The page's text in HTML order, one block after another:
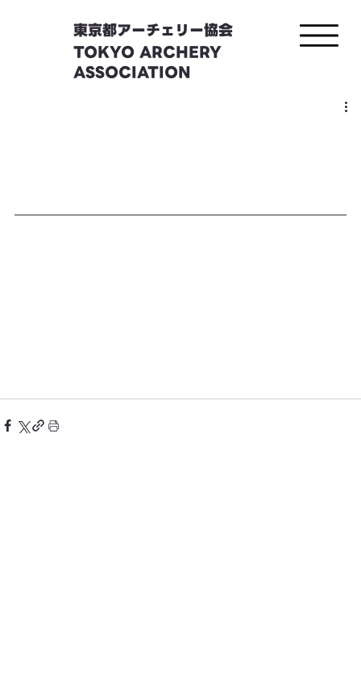
東京都アーチェリー協会
TOKYO ARCHERY
ASSOCIATION